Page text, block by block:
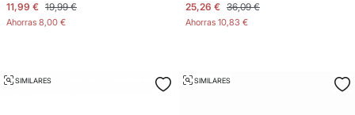
11,99 € 19,99 €
Ahorras 8,00 €
25,26 € 36,09 €
Ahorras 10,83 €
SIMILARES SIMILARES